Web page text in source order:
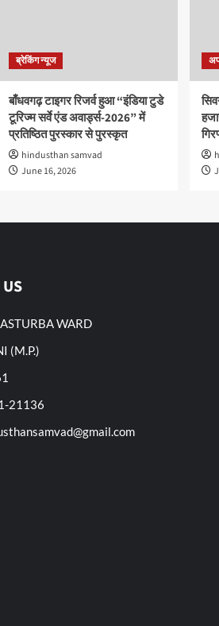
ब्रेकिंग न्यूज
बाँधवगढ़ टाइगर रिजर्व हुआ “इंडिया टुडे
टूरिज्म सर्वे एंड अवार्ड्स-2026” में
प्रतिष्ठित पुरस्कार से पुरस्कृत
hindusthan samvad
June 16, 2026
WARD
(M.P.)
21136